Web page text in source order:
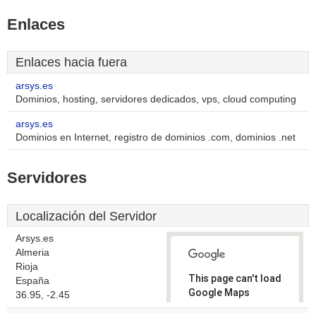
Enlaces
Enlaces hacia fuera
arsys.es
Dominios, hosting, servidores dedicados, vps, cloud computing
arsys.es
Dominios en Internet, registro de dominios .com, dominios .net
Servidores
Localización del Servidor
Arsys.es
Almeria
Rioja
España
36.95, -2.45
This page can't load
Google Maps
correctly.